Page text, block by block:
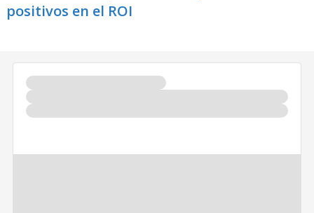
positivos en el ROI